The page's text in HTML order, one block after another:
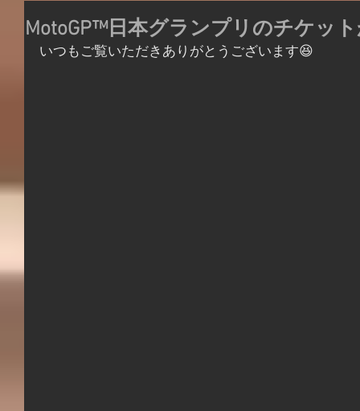
MotoGP™日本グランプリのチケッ
いつもご覧いただきありがとうございます😆